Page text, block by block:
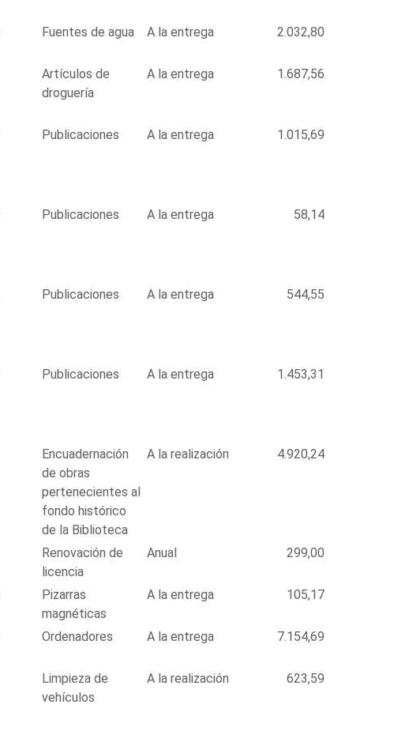
Fuentes de agua A la entrega 2.032,80
Artículos de
droguería
A la entrega 1.687,56
Publicaciones A la entrega 1.015,69
Publicaciones A la entrega 58,14
Publicaciones A la entrega 544,55
Publicaciones A la entrega 1.453,31
Encuadernación
de obras
pertenecientes al
fondo histórico
de la Biblioteca
A la realización 4.920,24
Renovación de
licencia
Anual 299,00
Pizarras
magnéticas
A la entrega 105,17
Ordenadores A la entrega 7.154,69
Limpieza de
vehículos
A la realización 623,59